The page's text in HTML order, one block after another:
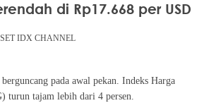
di Rp17.668 per USD
IDX CHANNEL
pada awal pekan. Indeks Harga
turun tajam lebih dari 4 persen.